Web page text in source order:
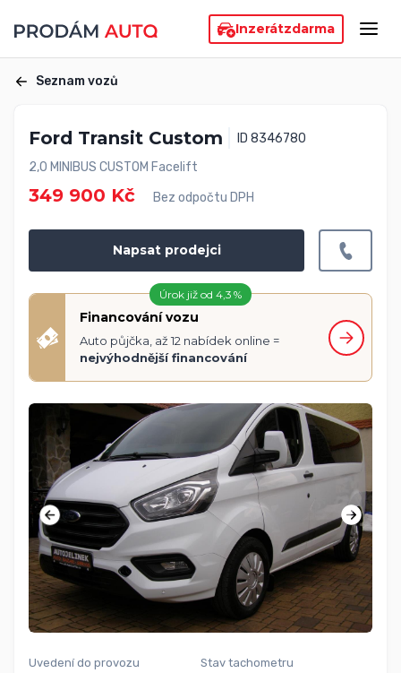
Inzerátzdarma
Seznam vozů
Ford Transit Custom
ID 8346780
2,0 MINIBUS CUSTOM Facelift
349 900 Kč Bez odpočtu DPH
Napsat prodejci
Úrok již od 4,3 %
Financování vozu
Auto půjčka, až 12 nabídek online =
nejvýhodnější financování
Uvedení do provozu
Stav tachometru